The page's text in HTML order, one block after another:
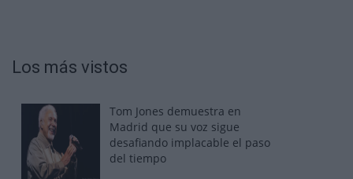
Los más vistos
Tom Jones demuestra en
Madrid que su voz sigue
desafiando implacable el paso
del tiempo